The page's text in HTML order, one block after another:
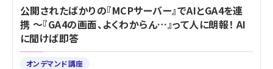
公開されたばかりの『MCPサーバー』でAIとGA4を連
携 ～『GA4の画面、よくわからん…』って人に朗報！ AI
に聞けば即答
オンデマンド講座